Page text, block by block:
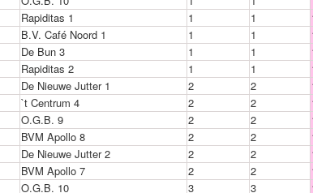
Rapiditas 1 1 1
B.V. Café Noord 1 1 1
De Bun 3 1 1
Rapiditas 2 1 1
De Nieuwe Jutter 1 2 2
`t Centrum 4 2 2
O.G.B. 9 2 2
BVM Apollo 8 2 2
De Nieuwe Jutter 2 2 2
BVM Apollo 7 2 2
O.G.B. 10 3 3